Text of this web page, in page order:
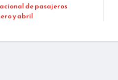
de pasajeros
y abril